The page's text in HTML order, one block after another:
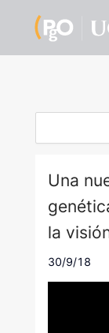
Una
la
30/9/18